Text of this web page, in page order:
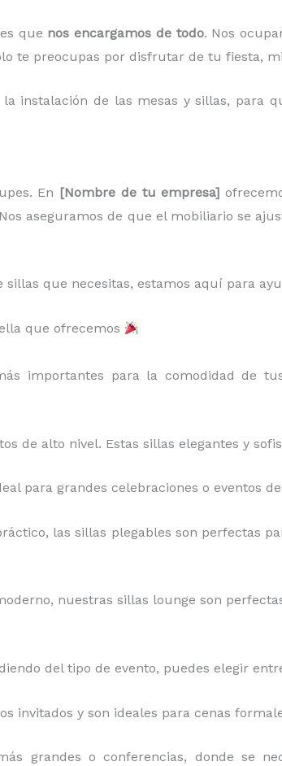
que nos encargamos de todo. Nos
te preocupas por disfrutar de tu fiesta,
instalación de las mesas y sillas, para
En [Nombre de tu empresa]
aseguramos de que el mobiliario se
que necesitas, estamos aquí para
que ofrecemos
importantes para la comodidad de
de alto nivel. Estas sillas elegantes y
para grandes celebraciones o eventos
las sillas plegables son perfectas
nuestras sillas lounge son
del tipo de evento, puedes elegir
invitados y son ideales para cenas
grandes o conferencias, donde se